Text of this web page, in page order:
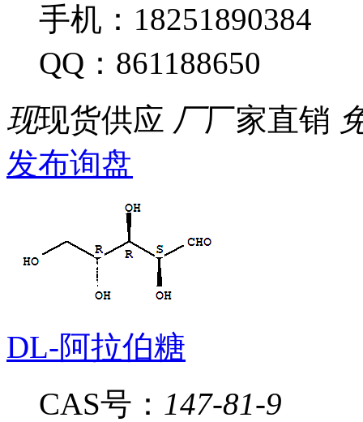
手机：18251890384
QQ：861188650
现现货供应 厂厂家直销
发布询盘
DL-阿拉伯糖
CAS号： 147-81-9